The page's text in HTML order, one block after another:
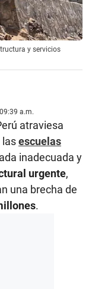
y servicios
a.m.
atraviesa
lasescuelas
inadecuada y
urgente,
una brecha de
.